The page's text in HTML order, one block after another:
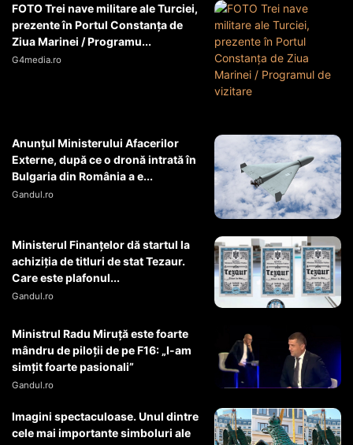
FOTO Trei nave militare ale Turciei,
prezente în Portul Constanța de
Ziua Marinei / Programu...
G4media.ro
Anunțul Ministerului Afacerilor
Externe, după ce o dronă intrată în
Bulgaria din România a e...
Gandul.ro
Ministerul Finanțelor dă startul la
achiziția de titluri de stat Tezaur.
Care este plafonul...
Gandul.ro
Ministrul Radu Miruţă este foarte
mândru de piloţii de pe F16: „I-am
simţit foarte pasionali”
Gandul.ro
Imagini spectaculoase. Unul dintre
cele mai importante simboluri ale